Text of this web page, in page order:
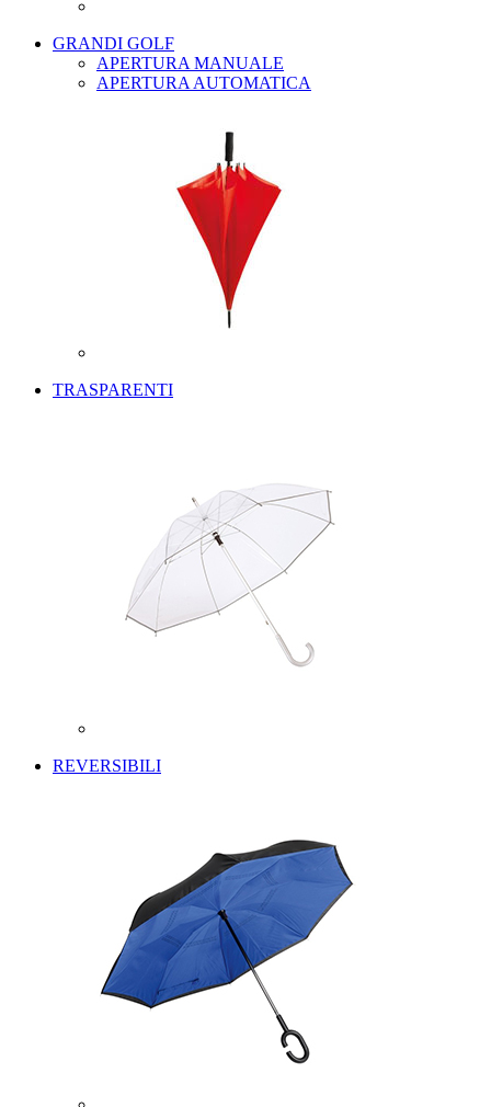
GRANDI GOLF
APERTURA MANUALE
APERTURA AUTOMATICA
TRASPARENTI
REVERSIBILI